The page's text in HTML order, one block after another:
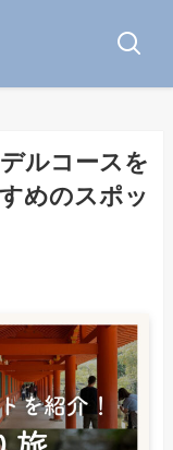
ルコースを
めのスポッ